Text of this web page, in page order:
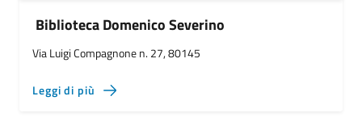
Biblioteca Domenico Severino
Via Luigi Compagnone n. 27, 80145
Leggi di più